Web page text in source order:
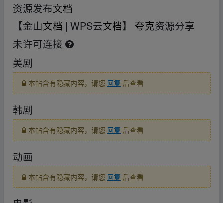
资源发布文档
【金山文档 | WPS云文档】 夸克资源分享
未许可连接
美剧
本帖含有隐藏内容，请您 回复 后查看
韩剧
本帖含有隐藏内容，请您 回复 后查看
动画
本帖含有隐藏内容，请您 回复 后查看